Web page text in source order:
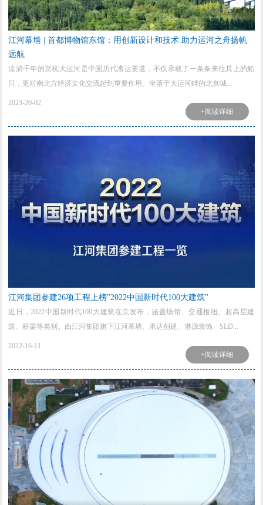
江河幕墙 | 首都博物馆东馆：用创新设计和技术 助力运河之舟扬帆
远航
流淌千年的京杭大运河是中国历代漕运要道，不仅承载了一条条来往其上的船
只，更对南北方经济文化交流起到重要作用。坐落于大运河畔的北京城...
2023-20-02
+阅读详细
江河集团参建26项工程上榜"2022中国新时代100大建筑"
近日，2022中国新时代100大建筑在京发布，涵盖场馆、交通枢纽、超高层建
筑、桥梁等类别。由江河集团旗下江河幕墙、承达创建、港源装饰、SLD...
2022-16-11
+阅读详细